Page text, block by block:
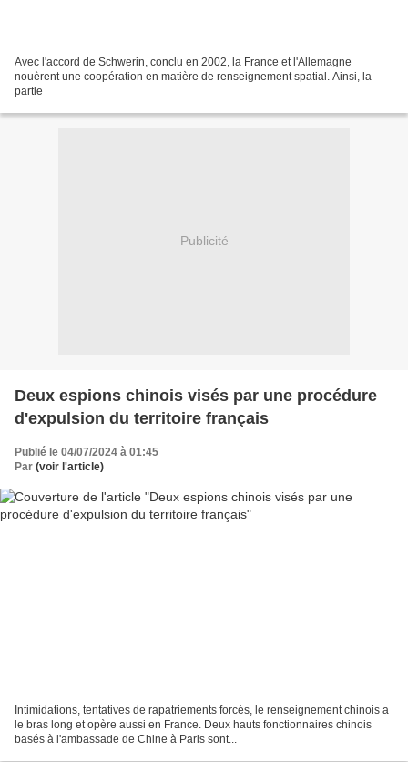
Avec l'accord de Schwerin, conclu en 2002, la France et l'Allemagne
nouèrent une coopération en matière de renseignement spatial. Ainsi, la
partie
Publicité
Deux espions chinois visés par une procédure
d'expulsion du territoire français
Publié le 04/07/2024 à 01:45
Par (voir l'article)
Intimidations, tentatives de rapatriements forcés, le renseignement chinois a
le bras long et opère aussi en France. Deux hauts fonctionnaires chinois
basés à l'ambassade de Chine à Paris sont...